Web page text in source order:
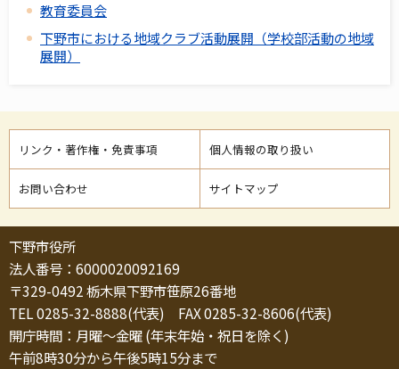
教育委員会
下野市における地域クラブ活動展開（学校部活動の地域
展開）
リンク・著作権・免責事項 個人情報の取り扱い
お問い合わせ サイトマップ
下野市役所
法人番号：6000020092169
〒329-0492 栃木県下野市笹原26番地
TEL 0285-32-8888(代表) FAX 0285-32-8606(代表)
開庁時間：月曜～金曜 (年末年始・祝日を除く)
午前8時30分から午後5時15分まで